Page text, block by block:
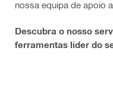
nossa equipa de apoio
Descubra o nosso
ferramentas líder do